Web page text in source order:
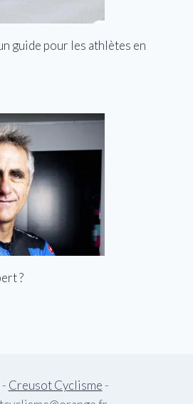
guide pour les athlètes en
?
Creusot Cyclisme -